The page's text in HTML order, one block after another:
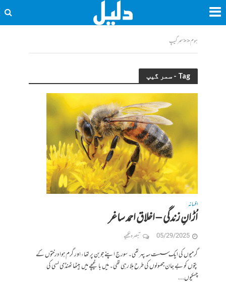
ہوم<<سمر گیپ
Tag - سمر گیپ
افسانہ
اُڑانِ زندگی – اخلاق احمد ساغر
05/29/2025 تبصرہ لکھیے
گرمیوں کی ایک سست سہ پہر تھی۔ سورج اپنے جوبن پر تھا، اور گرم ہوا درختوں کے
پتوں کو بے جان جھولوں کی طرح ہلا رہی تھی۔ میں باغیچے میں بیٹھا ٹھنڈی لسی کی
چسکیوں...